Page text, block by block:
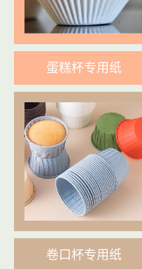
蛋糕杯专用纸
卷口杯专用纸